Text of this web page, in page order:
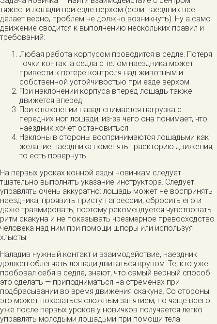
тяжести лошади при езде верхом (если наездник все
делает верно, проблем не должно возникнуть). Ну а само
движение сводится к выполнению нескольких правил и
требований:
Любая работа корпусом проводится в седле. Потеря
точки контакта седла с телом наездника может
привести к потере контроля над животным и
собственной устойчивостью при езде верхом.
При наклонении корпуса вперед лошадь также
движется вперед.
При отклонении назад снимается нагрузка с
передних ног лошади, из-за чего она понимает, что
наездник хочет остановиться.
Наклоны в стороны воспринимаются лошадьми как
желание наездника поменять траекторию движения,
то есть повернуть.
На первых уроках конной езды новичкам следует
тщательно выполнять указание инструктора. Следует
управлять очень аккуратно: лошадь может не воспринять
наездника, проявить приступ агрессии, сбросить его и
даже травмировать, поэтому рекомендуется чувствовать
ритм скакуна и не показывать чрезмерное превосходство
человека над ним при помощи шпоры или используя
хлысты.
Наладив нужный контакт и взаимодействие, наездник
должен облегчать лошади двигаться крупом. Те, кто уже
пробовал себя в седле, знают, что самый верный способ
это сделать — приподниматься на стременах при
подбрасывании во время движения скакуна. Со стороны
это может показаться сложным занятием, но чаще всего
уже после первых уроков у новичков получается легко
управлять молодыми лошадьми при помощи тела.